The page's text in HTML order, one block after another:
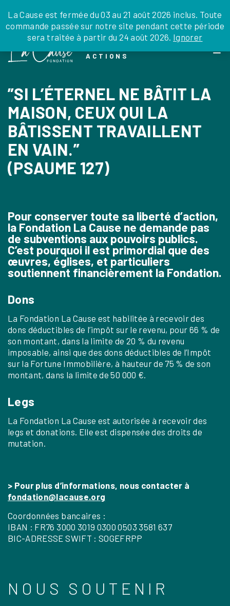
to
the
La Cause est fermée du 03 au 21 août 2026 inclus. Toute
commande passée sur notre site pendant cette période
sera traitée à partir du 24 août 2026. Ignorer
JE DONNE JE PARRAINE NOUS SOUTENIR
DEPUIS LA FRANCE
DEPUIS L’INTERNATIONAL
EN TANT QU’ORGANISATION
0 ARTICLE
ACTIONS
”SI L’ÉTERNEL NE BÂTIT LA
MAISON, CEUX QUI LA
BÂTISSENT TRAVAILLENT
EN VAIN.”
(PSAUME 127)
Pour conserver toute sa liberté d’action,
la Fondation La Cause ne demande pas
de subventions aux pouvoirs publics.
C’est pourquoi il est primordial que des
œuvres, églises, et particuliers
soutiennent financièrement la Fondation.
Dons
La Fondation La Cause est habilitée à recevoir des
dons déductibles de l’impôt sur le revenu, pour 66 % de
son montant, dans la limite de 20 % du revenu
imposable, ainsi que des dons déductibles de l’Impôt
sur la Fortune Immobilière, à hauteur de 75 % de son
montant, dans la limite de 50 000 €.
Legs
La Fondation La Cause est autorisée à recevoir des
legs et donations. Elle est dispensée des droits de
mutation.
> Pour plus d’informations, nous contacter à
fondation@lacause.org
Coordonnées bancaires :
IBAN : FR76 3000 3019 0300 0503 3581 637
BIC-ADRESSE SWIFT : SOGEFRPP
NOUS SOUTENIR